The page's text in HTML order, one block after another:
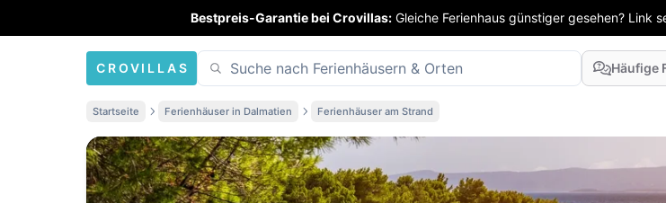
Bestpreis-Garantie bei Crovillas: Gleiche Ferienhaus günstiger gesehen? Link
CROVILLAS Häufige
Startseite Ferienhäuser in Dalmatien Ferienhäuser am Strand